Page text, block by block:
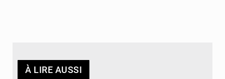
À LIRE AUSSI